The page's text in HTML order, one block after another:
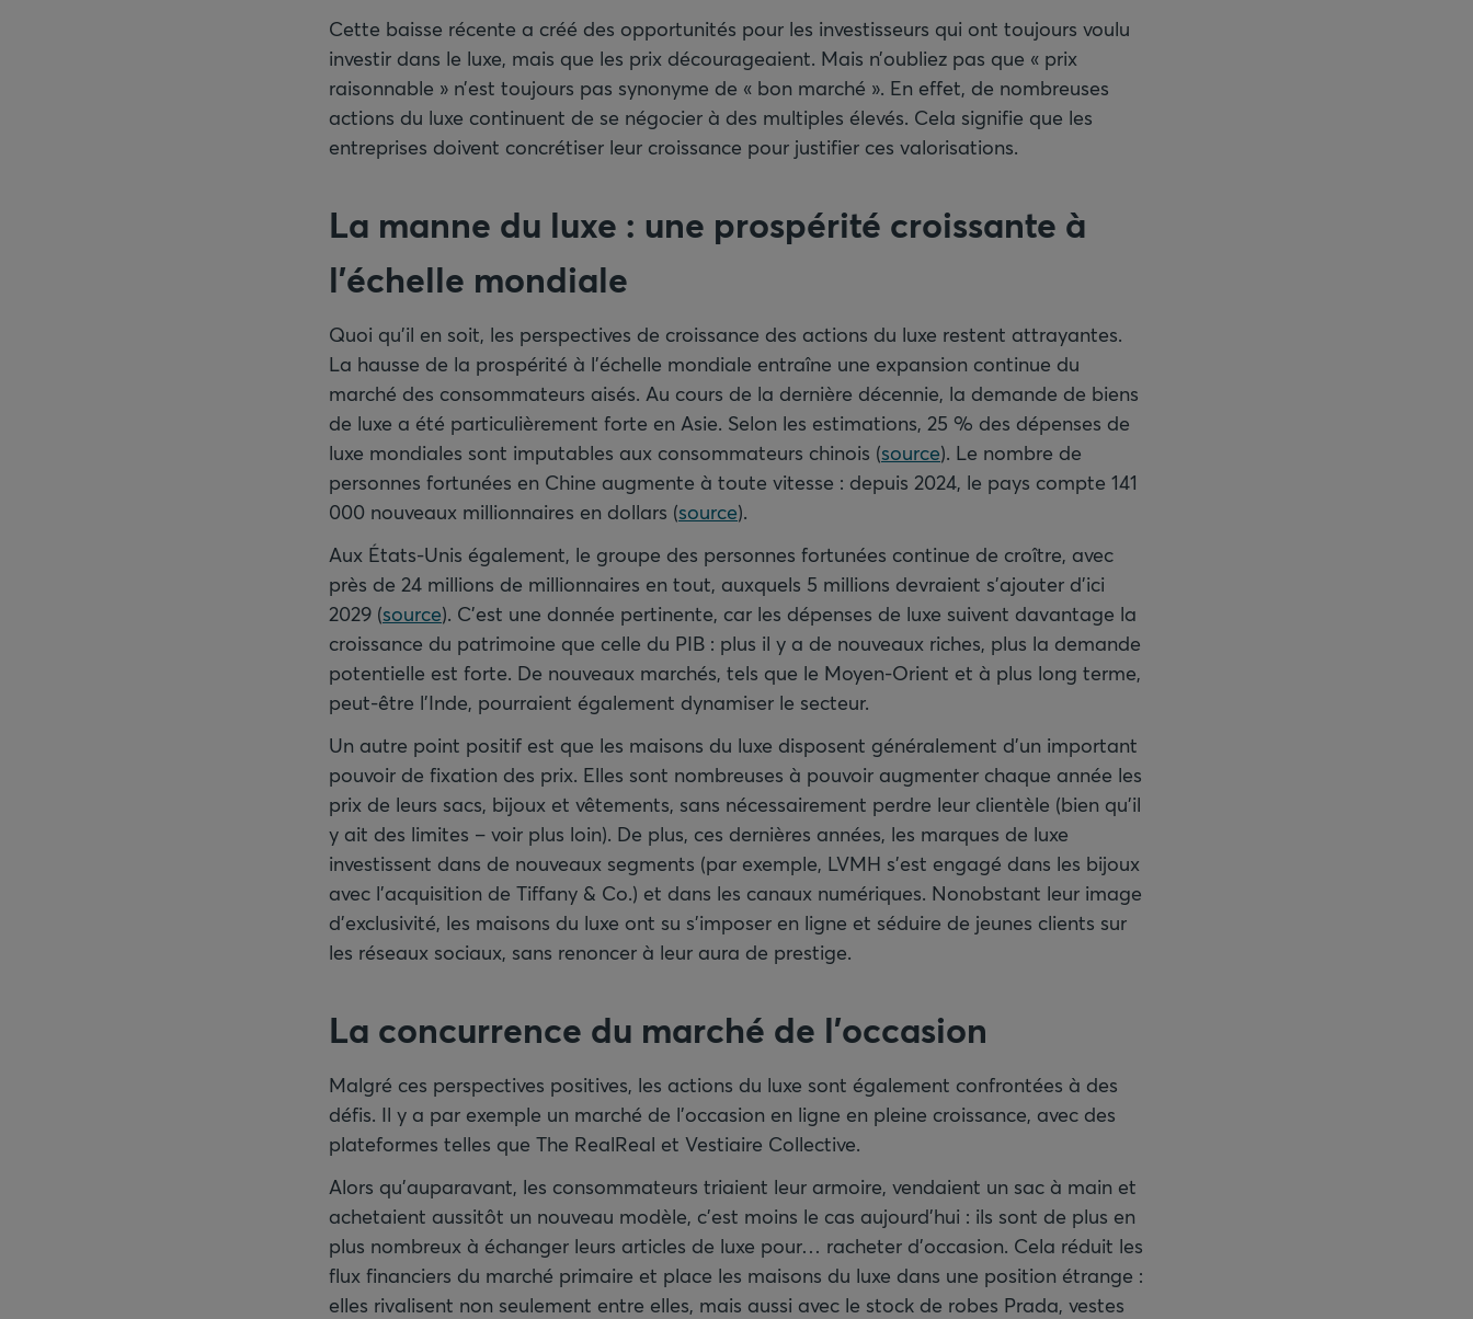
Cette baisse récente a créé des opportunités pour les investisseurs qui ont toujours voulu
investir dans le luxe, mais que les prix décourageaient. Mais n’oubliez pas que « prix
raisonnable » n’est toujours pas synonyme de « bon marché ». En effet, de nombreuses
actions du luxe continuent de se négocier à des multiples élevés. Cela signifie que les
entreprises doivent concrétiser leur croissance pour justifier ces valorisations.
La manne du luxe : une prospérité croissante à
l’échelle mondiale
Quoi qu’il en soit, les perspectives de croissance des actions du luxe restent attrayantes.
La hausse de la prospérité à l’échelle mondiale entraîne une expansion continue du
marché des consommateurs aisés. Au cours de la dernière décennie, la demande de biens
de luxe a été particulièrement forte en Asie. Selon les estimations, 25 % des dépenses de
luxe mondiales sont imputables aux consommateurs chinois (source). Le nombre de
personnes fortunées en Chine augmente à toute vitesse : depuis 2024, le pays compte 141
000 nouveaux millionnaires en dollars (source).
Aux États-Unis également, le groupe des personnes fortunées continue de croître, avec
près de 24 millions de millionnaires en tout, auxquels 5 millions devraient s’ajouter d’ici
2029 (source). C’est une donnée pertinente, car les dépenses de luxe suivent davantage la
croissance du patrimoine que celle du PIB : plus il y a de nouveaux riches, plus la demande
potentielle est forte. De nouveaux marchés, tels que le Moyen-Orient et à plus long terme,
peut-être l’Inde, pourraient également dynamiser le secteur.
Un autre point positif est que les maisons du luxe disposent généralement d’un important
pouvoir de fixation des prix. Elles sont nombreuses à pouvoir augmenter chaque année les
prix de leurs sacs, bijoux et vêtements, sans nécessairement perdre leur clientèle (bien qu’il
y ait des limites – voir plus loin). De plus, ces dernières années, les marques de luxe
investissent dans de nouveaux segments (par exemple, LVMH s’est engagé dans les bijoux
avec l’acquisition de Tiffany & Co.) et dans les canaux numériques. Nonobstant leur image
d’exclusivité, les maisons du luxe ont su s’imposer en ligne et séduire de jeunes clients sur
les réseaux sociaux, sans renoncer à leur aura de prestige.
La concurrence du marché de l’occasion
Malgré ces perspectives positives, les actions du luxe sont également confrontées à des
défis. Il y a par exemple un marché de l’occasion en ligne en pleine croissance, avec des
plateformes telles que The RealReal et Vestiaire Collective.
Alors qu’auparavant, les consommateurs triaient leur armoire, vendaient un sac à main et
achetaient aussitôt un nouveau modèle, c’est moins le cas aujourd’hui : ils sont de plus en
plus nombreux à échanger leurs articles de luxe pour… racheter d’occasion. Cela réduit les
flux financiers du marché primaire et place les maisons du luxe dans une position étrange :
elles rivalisent non seulement entre elles, mais aussi avec le stock de robes Prada, vestes